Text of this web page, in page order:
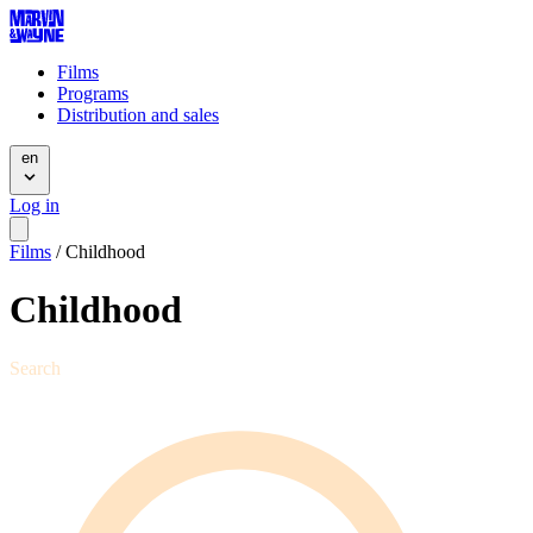
Films
Programs
Distribution and sales
en
Log in
Films / Childhood
Childhood
Search